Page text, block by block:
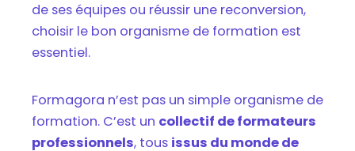
de ses équipes ou réussir une reconversion,
choisir le bon organisme de formation est
essentiel.
Formagora n’est pas un simple organisme de
formation. C’est un collectif de formateurs
professionnels, tous issus du monde de